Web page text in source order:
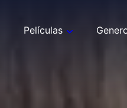
Películas